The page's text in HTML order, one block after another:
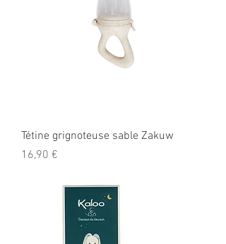
Tétine grignoteuse sable Zakuw
Prix
16,90 €